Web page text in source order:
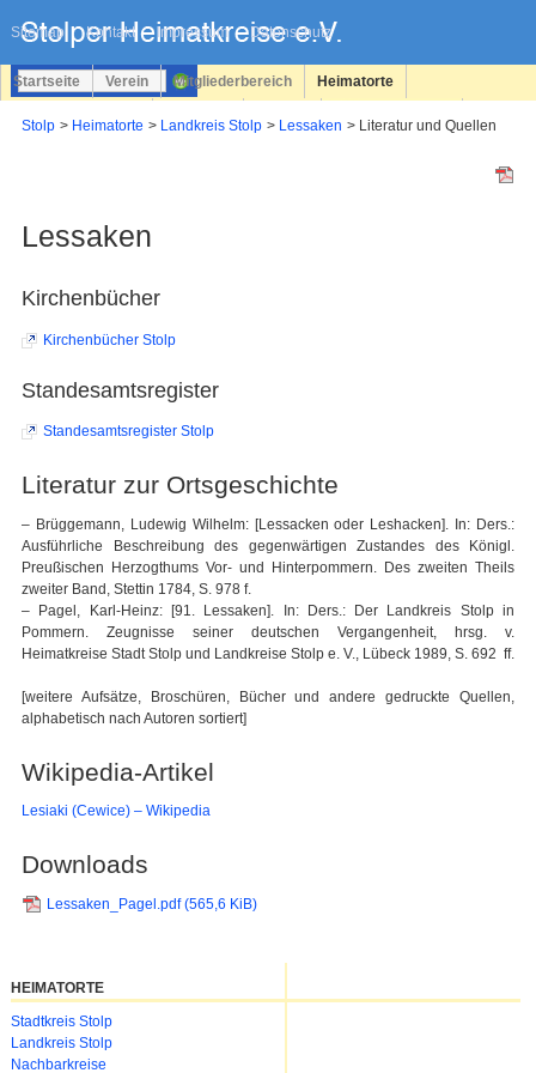
Sitemap Kontakt Impressum Datenschutz
überspringen
Startseite Verein Mitgliederbereich Heimatorte
Stolp Heimatorte Landkreis Stolp Lessaken Literatur und Quellen
Lessaken
Kirchenbücher
Kirchenbücher Stolp
Standesamtsregister
Standesamtsregister Stolp
Literatur zur Ortsgeschichte
– Brüggemann, Ludewig Wilhelm: [Lessacken oder Leshacken]. In: Ders.:
Ausführliche Beschreibung des gegenwärtigen Zustandes des Königl.
Preußischen Herzogthums Vor- und Hinterpommern. Des zweiten Theils
zweiter Band, Stettin 1784, S. 978 f.
– Pagel, Karl-Heinz: [91. Lessaken]. In: Ders.: Der Landkreis Stolp in
Pommern. Zeugnisse seiner deutschen Vergangenheit, hrsg. v.
Heimatkreise Stadt Stolp und Landkreise Stolp e. V., Lübeck 1989, S. 692 ff.
[weitere Aufsätze, Broschüren, Bücher und andere gedruckte Quellen,
alphabetisch nach Autoren sortiert]
Wikipedia-Artikel
Lesiaki (Cewice) – Wikipedia
Downloads
Lessaken_Pagel.pdf(565,6 KiB)
HEIMATORTE
Navigation
überspringen
Stadtkreis Stolp
Landkreis Stolp
Nachbarkreise